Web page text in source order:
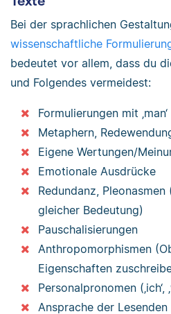
Bei der sprachlichen
wissenschaftliche
bedeutet vor allem, dass du
und Folgendes vermeidest:
Formulierungen mit ‚man‘
Metaphern,
Eigene Wertungen/
Emotionale Ausdrücke
Redundanz,
gleicher Bedeutung)
Pauschalisierungen
Anthropomorphismen
Eigenschaften
Personalpronomen (‚ich‘,
Ansprache der Lesenden